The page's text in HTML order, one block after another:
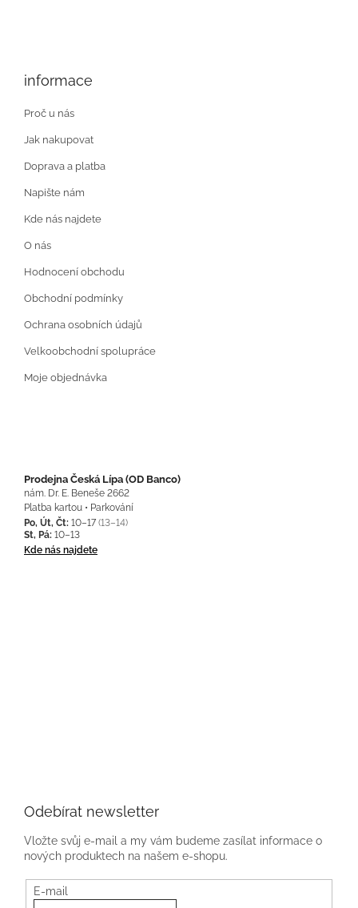
informace
Proč u nás
Jak nakupovat
Doprava a platba
Napište nám
Kde nás najdete
O nás
Hodnocení obchodu
Obchodní podmínky
Ochrana osobních údajů
Velkoobchodní spolupráce
Moje objednávka
Prodejna Česká Lípa (OD Banco)
nám. Dr. E. Beneše 2662
Platba kartou • Parkování
Po, Út, Čt: 10–17 (13–14)
St, Pá: 10–13
Kde nás najdete
Odebírat newsletter
Vložte svůj e-mail a my vám budeme zasílat informace o
nových produktech na našem e-shopu.
E-mail